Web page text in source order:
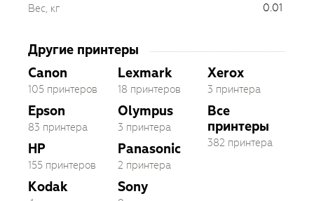
Вес, кг
0.01
Другие принтеры
Canon
105 принтеров
Epson
83 принтера
HP
155 принтеров
Kodak
Lexmark
18 принтеров
Olympus
3 принтера
Panasonic
2 принтера
Sony
Xerox
3 принтера
Все
принтеры
382 принтера